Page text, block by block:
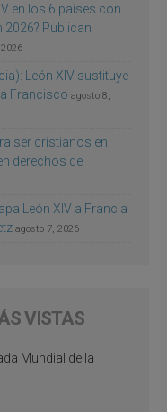
en los 6 países con
Publican
León XIV sustituye
Francisco agosto 8,
ser cristianos en
derechos de
León XIV a Francia
agosto 7, 2026
VISTAS
Mundial de la